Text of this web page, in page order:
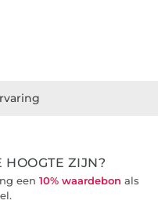
ZIJN?
een 10% waardebon als